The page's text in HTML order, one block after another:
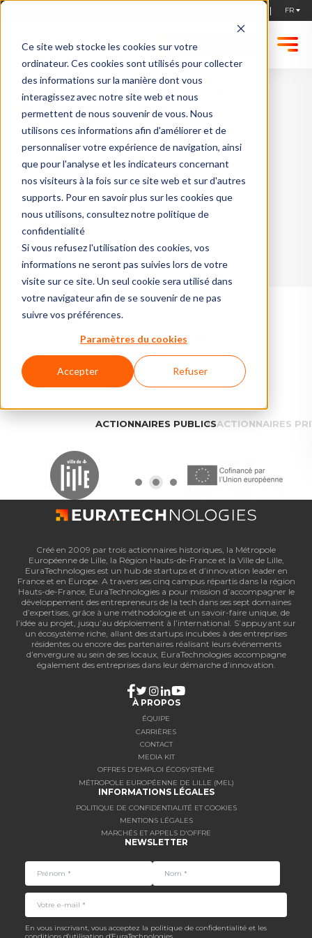
Ce site web stocke les cookies sur votre
ordinateur. Ces cookies sont utilisés pour collecter
des informations sur la manière dont vous
interagissez avec notre site web et nous
permettent de nous souvenir de vous. Nous
utilisons ces informations afin d'améliorer et de
personnaliser votre expérience de navigation, ainsi
que pour l'analyse et les indicateurs concernant
nos visiteurs à la fois sur ce site web et sur d'autres
supports. Pour en savoir plus sur les cookies que
nous utilisons, consultez notre politique de
confidentialité
Si vous refusez l'utilisation des cookies, vos
informations ne seront pas suivies lors de votre
visite sur ce site. Un seul cookie sera utilisé dans
votre navigateur afin de se souvenir de ne pas
suivre vos préférences.
Paramètres du cookies
Accepter Refuser
STARTUPS, POSTULEZ !
ACCUEIL ANNUAIRE DES ENTREPRISES & STARTUPS
B.Conseil
- Crédit Impôt Recherche
- Jeune Entreprise Innovante
- Subventions BPI et régionales
SITE INTERNET
www.bconseil.fr
B.Conseil
hello@bconseil.fr
+33673662318
ACTIONNAIRES PUBLICSACTIONNAIRES
Créé en 2009 par trois actionnaires historiques, la Métropole
Européenne de Lille, la Région Hauts-de-France et la Ville de Lille,
EuraTechnologies est un hub de startups et d’innovation leader en
France et en Europe. A travers ses cinq campus répartis dans la région
Hauts-de-France, EuraTechnologies a pour mission d’accompagner le
développement des entrepreneurs de la tech dans ses sept domaines
d’expertises, grâce à une méthodologie et un savoir-faire unique, de
l’idée au projet, jusqu’au déploiement à l’international. S’appuyant sur
un écosystème riche, allant des startups incubées à des entreprises
résidentes ou encore des partenaires réalisant leurs événements
d’envergure au sein de ses locaux, EuraTechnologies accompagne
également des entreprises dans leur démarche d’innovation.
À PROPOS
ÉQUIPE
CARRIÈRES
CONTACT
MEDIA KIT
OFFRES D'EMPLOI ÉCOSYSTÈME
MÉTROPOLE EUROPÉENNE DE LILLE (MEL)
INFORMATIONS LÉGALES
POLITIQUE DE CONFIDENTIALITÉ ET COOKIES
MENTIONS LÉGALES
MARCHÉS ET APPELS D'OFFRE
NEWSLETTER
En vous inscrivant, vous acceptez la politique de confidentialité et les